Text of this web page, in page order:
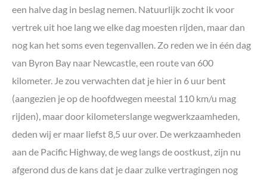
een halve dag in beslag nemen. Natuurlijk zocht ik voor
vertrek uit hoe lang we elke dag moesten rijden, maar dan
nog kan het soms even tegenvallen. Zo reden we in één dag
van Byron Bay naar Newcastle, een route van 600
kilometer. Je zou verwachten dat je hier in 6 uur bent
(aangezien je op de hoofdwegen meestal 110 km/u mag
rijden), maar door kilometerslange wegwerkzaamheden,
deden wij er maar liefst 8,5 uur over. De werkzaamheden
aan de Pacific Highway, de weg langs de oostkust, zijn nu
afgerond dus de kans dat je daar zulke vertragingen nog